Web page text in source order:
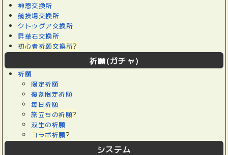
神恩交換所
競技場交換所
クトゥグア交換所
昇華石交換所
初心者祈願交換所?
祈願(ガチャ)
祈願
限定祈願
復刻限定祈願
毎日祈願
旅立ちの祈願?
双生の祈願
コラボ祈願?
システム